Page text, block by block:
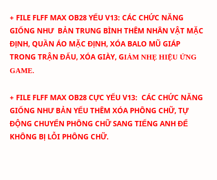
+ FILE FLFF MAX OB28 YẾU V13: CÁC CHỨC NĂNG
GIỐNG NHƯ BẢN TRUNG BÌNH THÊM NHÂN VẬT MẶC
ĐỊNH, QUẦN ÁO MẶC ĐỊNH, XÓA BALO MŨ GIÁP
TRONG TRẬN ĐẤU, XÓA GIÀY, GIẢM NHẸ HIỆU ỨNG
GAME.
+ FILE FLFF MAX OB28 CỰC YẾU V13: CÁC CHỨC NĂNG
GIỐNG NHƯ BẢN YẾU THÊM XÓA PHÔNG CHỮ, TỰ
ĐỘNG CHUYỂN PHÔNG CHỮ SANG TIẾNG ANH ĐỂ
KHÔNG BỊ LỖI PHÔNG CHỮ.